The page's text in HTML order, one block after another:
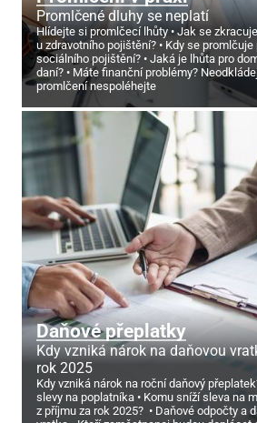
Promlčené dluhy se neplatí
Hlídejte si promlčecí lhůty
Jak se
u zdravotního pojištění?
Kdy se promlčuje
sociálního pojištění?
Jaká je lhůta pro
daní?
Máte finanční problémy?
promlčení nespoléhejte
Daňové přeplatky
Kdy vzniká nárok na daňovou
rok 2025
Kdy vzniká nárok na roční daňový
slevy na poplatníka
Komu sníží sleva na
z příjmu za rok 2025?
Daňové odpočty a